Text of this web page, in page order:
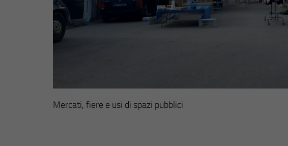
Mercati, fiere e usi di spazi pubblici